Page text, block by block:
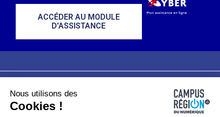
ACCÉDER AU MODULE
D'ASSISTANCE
Plan du site
Nous utilisons des
Cookies !